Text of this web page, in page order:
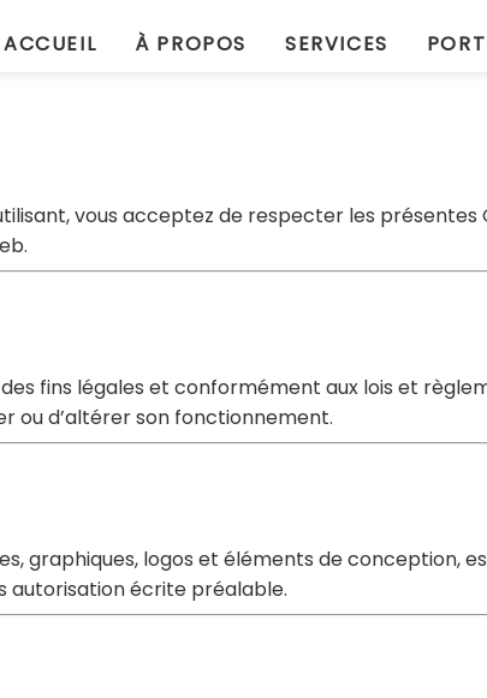
ACCUEIL À PROPOS SERVICES
vous acceptez de respecter les
fins légales et conformément aux lois et
ou d’altérer son fonctionnement.
graphiques, logos et éléments de conception,
autorisation écrite préalable.